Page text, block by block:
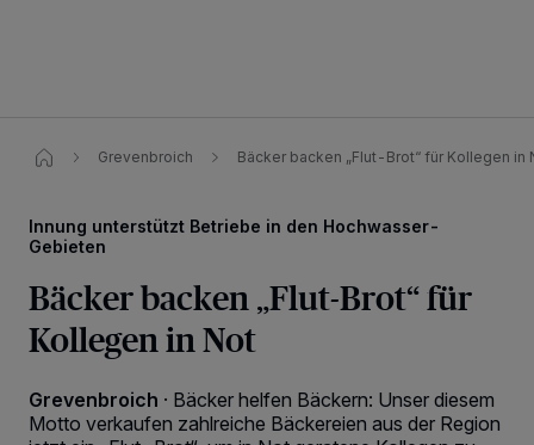
Grevenbroich Bäcker backen „Flut-Brot“ für Kollegen in
Innung unterstützt Betriebe in den Hochwasser-
Gebieten
Bäcker backen „Flut-Brot“ für
Kollegen in Not
Grevenbroich · Bäcker helfen Bäckern: Unser diesem
Motto verkaufen zahlreiche Bäckereien aus der Region
Wir und unsere218 -Partner speichern und greifen auf personenbezogene Daten
wie Browserdaten oder eindeutige Kennungen auf Ihrem Gerät zu. Durch Auswahl
Partner verarbeiten Daten, um Ihnen Dienste bereitzustellen“ aufgeführten
Zwecke. Wenn Tracker deaktiviert sind, sind manche Inhalte und Anzeigen
möglicherweise nicht mehr so relevant für Sie. Sie können dieses Menü jederzeit
wieder aufrufen, um Ihre Einstellungen zu ändern oder Ihre Einwilligung zu